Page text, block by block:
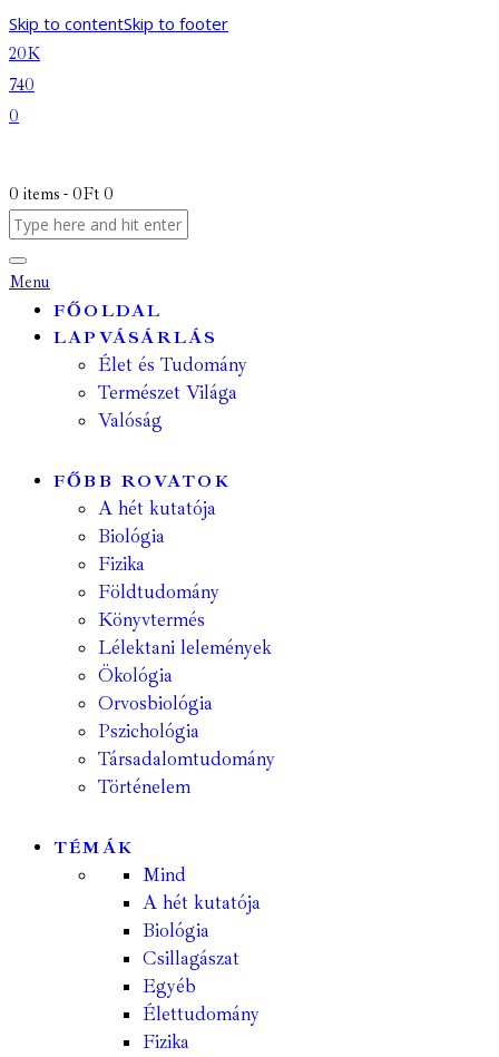
Skip to contentSkip to footer
20K
740
0
0 items - 0Ft 0
Menu
FŐOLDAL
LAPVÁSÁRLÁS
Élet és Tudomány
Természet Világa
Valóság
FŐBB ROVATOK
A hét kutatója
Biológia
Fizika
Földtudomány
Könyvtermés
Lélektani lelemények
Ökológia
Orvosbiológia
Pszichológia
Társadalomtudomány
Történelem
TÉMÁK
Mind
A hét kutatója
Biológia
Csillagászat
Egyéb
Élettudomány
Fizika